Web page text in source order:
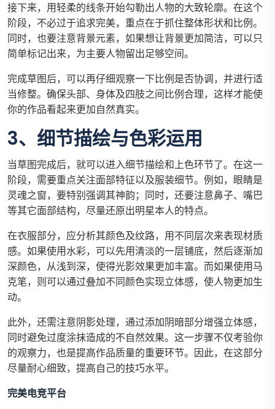
接下来，用轻柔的线条开始勾勒出人物的大致轮廓。在这个
阶段，不必过于追求完美，重点在于抓住整体形状和比例。
同时，也要注意背景元素，如果想让背景更加简洁，可以只
简单标记出来，为主要人物留出足够空间。
完成草图后，可以再仔细观察一下比例是否协调，并进行适
当修整。确保头部、身体及四肢之间比例合理，这样才能使
你的作品看起来更加自然真实。
3、细节描绘与色彩运用
当草图完成后，就可以进入细节描绘和上色环节了。在这一
阶段，需要重点关注面部特征以及服装细节。例如，眼睛是
灵魂之窗，要特别强调其神韵；同时，还要注意鼻子、嘴巴
等其它面部结构，尽量还原出明星本人的特点。
在衣服部分，应分析其颜色及纹路，用不同层次来表现材质
感。如果使用水彩，可以先用清淡的一层铺底，然后逐渐加
深颜色，从浅到深，使得光影效果更加丰富。而如果使用马
克笔，则可以通过叠加不同颜色实现立体感，使人物更加生
动。
此外，还需注意阴影处理，通过添加阴暗部分增强立体感，
同时避免过度涂抹造成的不自然效果。这一步骤不仅考验你
的观察力，也是提高作品质量的重要环节。因此，在这部分
尽量耐心细致，提高自己的技巧水平。
完美电竞平台